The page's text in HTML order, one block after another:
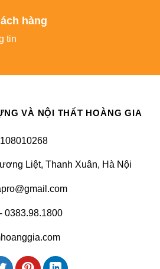
hàng
tin
VÀ NỘI THẤT HOÀNG GIA
Liệt, Thanh Xuân, Hà Nội
0383.98.1800